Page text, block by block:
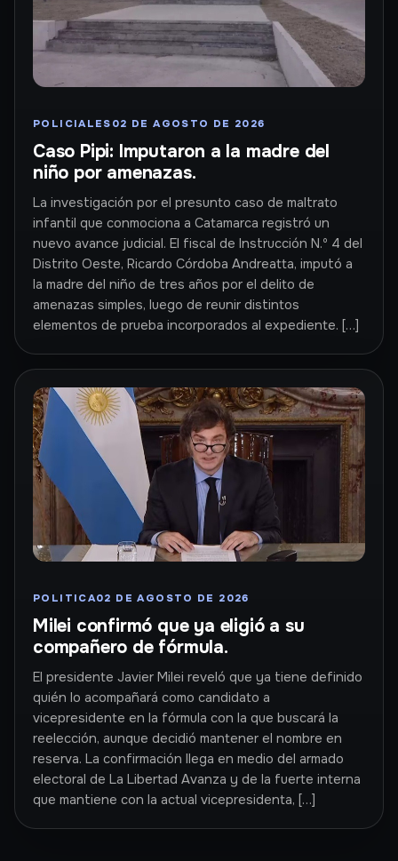
POLICIALES 02 DE AGOSTO DE 2026
Caso Pipi: Imputaron a la madre del
niño por amenazas.
La investigación por el presunto caso de maltrato
infantil que conmociona a Catamarca registró un
nuevo avance judicial. El fiscal de Instrucción N.º 4 del
Distrito Oeste, Ricardo Córdoba Andreatta, imputó a
la madre del niño de tres años por el delito de
amenazas simples, luego de reunir distintos
elementos de prueba incorporados al expediente. […]
POLITICA02 DE AGOSTO DE 2026
Milei confirmó que ya eligió a su
compañero de fórmula.
El presidente Javier Milei reveló que ya tiene definido
quién lo acompañará como candidato a
vicepresidente en la fórmula con la que buscará la
reelección, aunque decidió mantener el nombre en
reserva. La confirmación llega en medio del armado
electoral de La Libertad Avanza y de la fuerte interna
que mantiene con la actual vicepresidenta, […]